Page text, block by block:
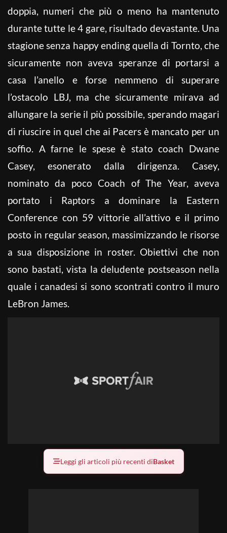
doppia, numeri che più o meno ha mantenuto
durante tutte le 4 gare, risultado devastante. Una
stagione senza happy ending quella di Tornto, che
sicuramente non aveva speranze di portarsi a
casa l’anello e forse nemmeno di superare
l’ostacolo LBJ, ma che sicuramente mirava ad
allungare la serie il più possibile, sperando magari
di riuscire in quel che ai Pacers è mancato per un
soffio. A farne le spese è stato coach Dwane
Casey, esonerato dalla dirigenza. Casey,
nominato da poco Coach of The Year, aveva
portato i Raptors a dominare la Eastern
Conference con 59 vittorie all’attivo e il primo
posto in regular season, massimizzando le risorse
a sua disposizione in roster. Obiettivi che non
sono bastati, vista la deludente postseason nella
quale i canadesi si sono scontrati contro il muro
LeBron James.
Leggi gli articoli più recenti diBasket